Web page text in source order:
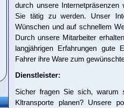
durch unsere
Sie tätig zu werden. Unser
Wünschen und auf schnellem
Durch unsere Mitarbeiter
langjährigen Erfahrungen gute
Fahrer ihre Ware zum
Dienstleister:
Sicher fragen Sie sich,
Kltransporte planen? Unsere